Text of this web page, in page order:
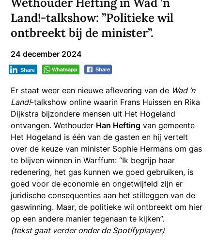
Land!-talkshow: ”Politieke wil
ontbreekt bij de minister”.
24 december 2024
Whatsapp Share
Share
Er staat weer een nieuwe aflevering van de Wad ’n
Land!-talkshow online waarin Frans Huissen en Rika
Dijkstra bijzondere mensen uit Het Hogeland
ontvangen. Wethouder Han Hefting van gemeente
Het Hogeland is één van de gasten en hij vertelt
over de keuze van minister Sophie Hermans om gas
te blijven winnen in Warffum: “Ik begrijp haar
redenering, het gas kunnen we goed gebruiken, is
goed voor de economie en ongetwijfeld zijn er
juridische consequenties aan het stilleggen van de
gaswinning. Maar, de politieke wil ontbreekt om hier
op een andere manier tegenaan te kijken”.
(tekst gaat verder onder de Spotifyplayer)